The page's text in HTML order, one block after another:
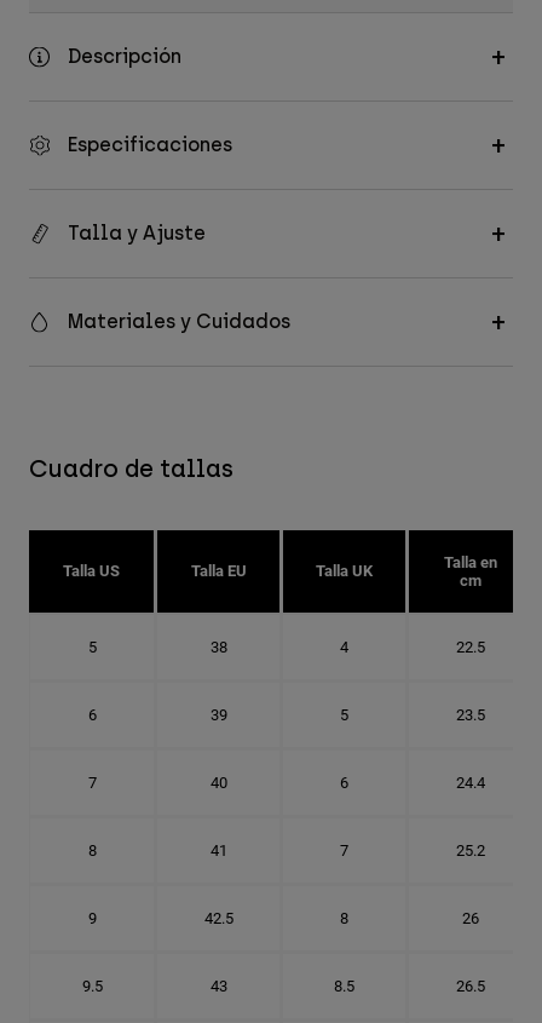
Descripción
Especificaciones
Talla y Ajuste
Materiales y Cuidados
Cuadro de tallas
Talla US Talla EU Talla UK
Talla en
cm
5 38 4 22.5
6 39 5 23.5
7 40 6 24.4
8 41 7 25.2
9 42.5 8 26
9.5 43 8.5 26.5